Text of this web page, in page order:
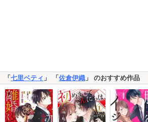
「 七里ベティ 」 「 佐倉伊織 」 のおすすめ作品